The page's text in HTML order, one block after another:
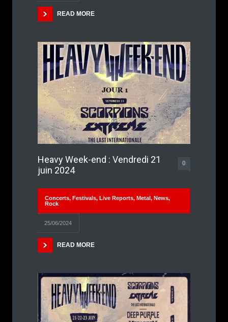
READ MORE
Heavy Week-end : Vendredi 21
juin 2024
0
Concerts, Festivals, Live Reports, Metal , News,
Rock
25/06/2024
READ MORE